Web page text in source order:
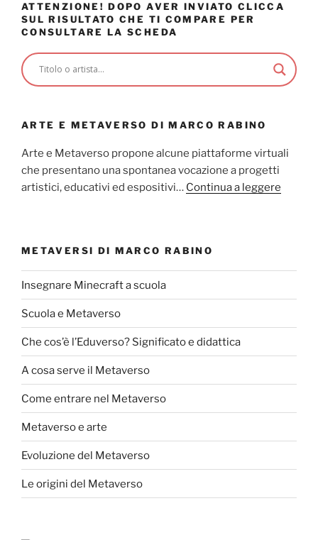
ATTENZIONE! DOPO AVER INVIATO CLICCA
SUL RISULTATO CHE TI COMPARE PER
CONSULTARE LA SCHEDA
ARTE E METAVERSO DI MARCO RABINO
Arte e Metaverso propone alcune piattaforme virtuali
che presentano una spontanea vocazione a progetti
artistici, educativi ed espositivi… Continua a leggere
METAVERSI DI MARCO RABINO
Insegnare Minecraft a scuola
Scuola e Metaverso
Che cos’è l’Eduverso? Significato e didattica
A cosa serve il Metaverso
Come entrare nel Metaverso
Metaverso e arte
Evoluzione del Metaverso
Le origini del Metaverso